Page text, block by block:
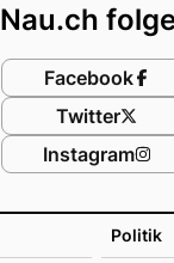
Politik
Nau.ch
Facebook
Twitter
Instagram